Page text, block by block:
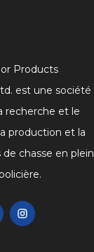
Products
est une société
recherche et le
production et la
chasse en plein